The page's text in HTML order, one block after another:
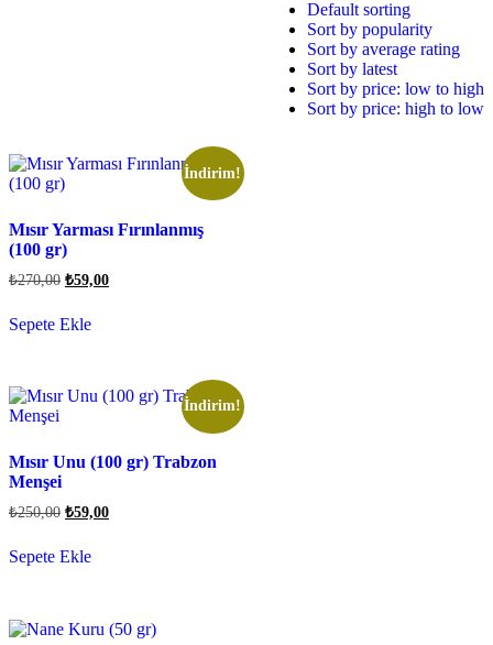
Default sorting
Sort by popularity
Sort by average rating
Sort by latest
Sort by price: low to high
Sort by price: high to low
İndirim!
Mısır Yarması Fırınlanmış
(100 gr)
₺270,00 ₺59,00
Sepete Ekle
İndirim!
Mısır Unu (100 gr) Trabzon
Menşei
₺250,00 ₺59,00
Sepete Ekle